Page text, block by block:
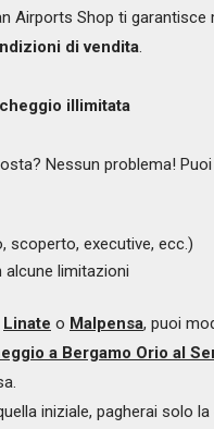
Airports Shop ti
di vendita.
illimitata
Nessun problema!
scoperto, executive, ecc.)
limitazioni
Linate o Malpensa, puoi
a Bergamo Orio al
iniziale, pagherai solo